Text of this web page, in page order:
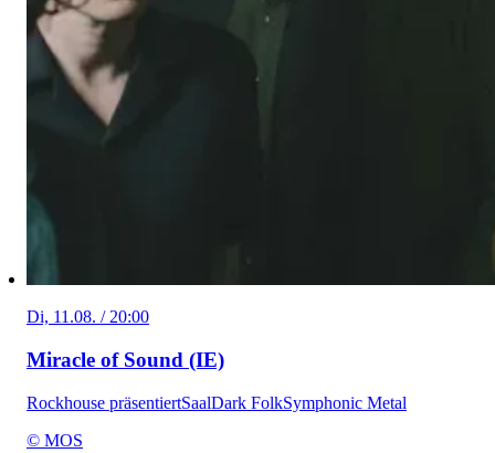
Di, 11.08. / 20:00
Miracle of Sound (IE)
Rockhouse präsentiertSaalDark FolkSymphonic Metal
© MOS